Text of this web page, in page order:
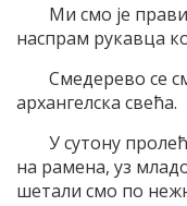
Ми смо је
наспрам рукавца
Смедерево се
архангелска свећа.
У сутону
на рамена, уз
шетали смо по